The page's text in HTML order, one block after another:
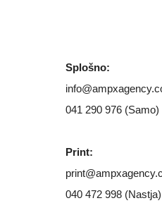
Splošno:
041 290 976 (Samo)
Print:
040 472 998 (Nastja)